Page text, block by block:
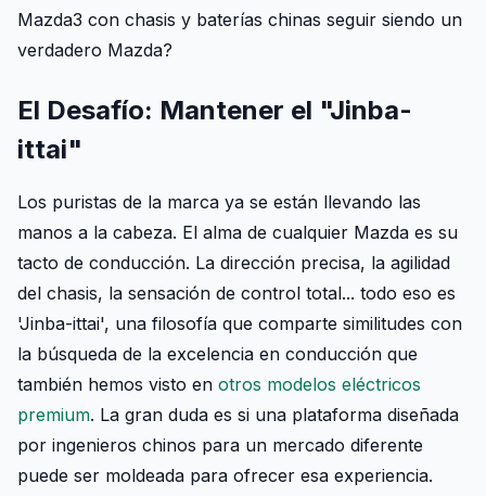
Mazda3 con chasis y baterías chinas seguir siendo un
verdadero Mazda?
El Desafío: Mantener el "Jinba-
ittai"
Los puristas de la marca ya se están llevando las
manos a la cabeza. El alma de cualquier Mazda es su
tacto de conducción. La dirección precisa, la agilidad
del chasis, la sensación de control total... todo eso es
'Jinba-ittai', una filosofía que comparte similitudes con
la búsqueda de la excelencia en conducción que
también hemos visto en otros modelos eléctricos
premium. La gran duda es si una plataforma diseñada
por ingenieros chinos para un mercado diferente
puede ser moldeada para ofrecer esa experiencia.